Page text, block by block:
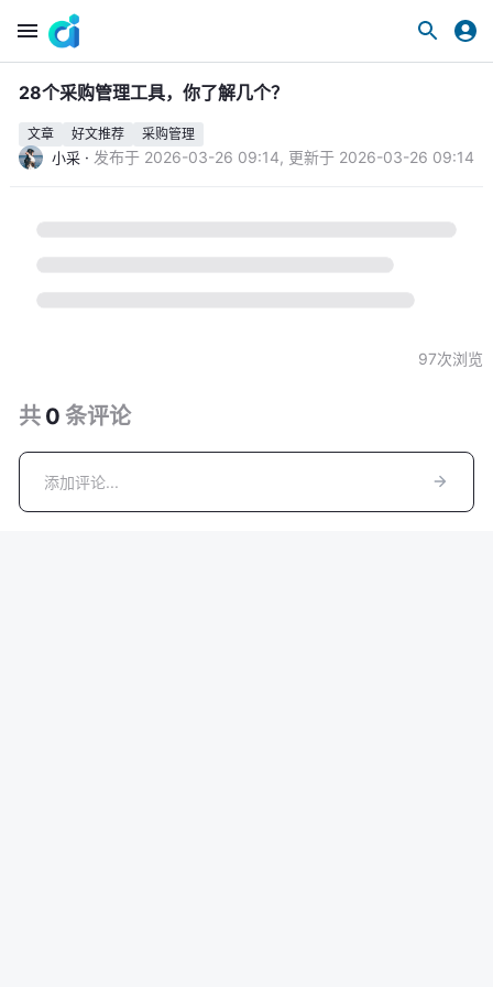
28个采购管理工具，你了解几个？
文章 好文推荐 采购管理
小采 · 发布于 2026-03-26 09:14, 更新于 2026-03-26 09:14
97次浏览
共 0 条评论